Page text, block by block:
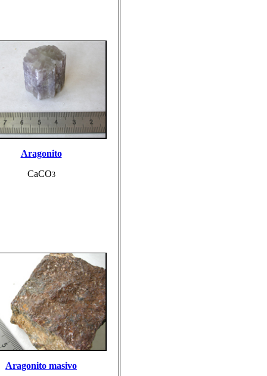
Aragonito
CaCO3
Aragonito masivo